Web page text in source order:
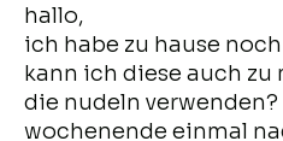
hallo,
ich habe zu hause
kann ich diese auch
die nudeln
wochenende einmal